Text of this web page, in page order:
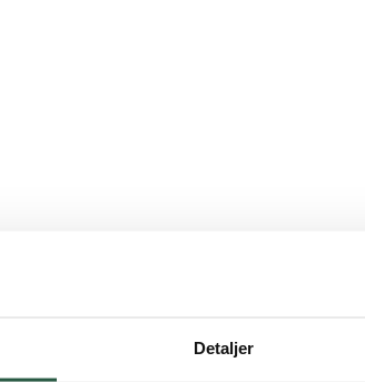
Detaljer